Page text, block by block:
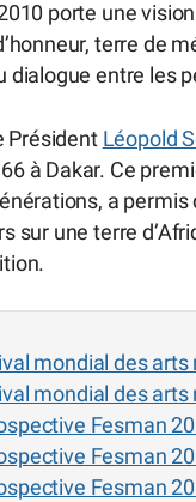
porte une
terre de
dialogue entre les
Président Léopold
à Dakar. Ce
a
sur une terre
mondial des
mondial des
Fesman
Fesman
Fesman